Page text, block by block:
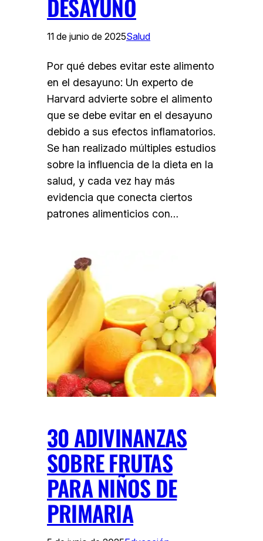
DESAYUNO
11 de junio de 2025Salud
Por qué debes evitar este alimento
en el desayuno: Un experto de
Harvard advierte sobre el alimento
que se debe evitar en el desayuno
debido a sus efectos inflamatorios.
Se han realizado múltiples estudios
sobre la influencia de la dieta en la
salud, y cada vez hay más
evidencia que conecta ciertos
patrones alimenticios con…
30 ADIVINANZAS
SOBRE FRUTAS
PARA NIÑOS DE
PRIMARIA